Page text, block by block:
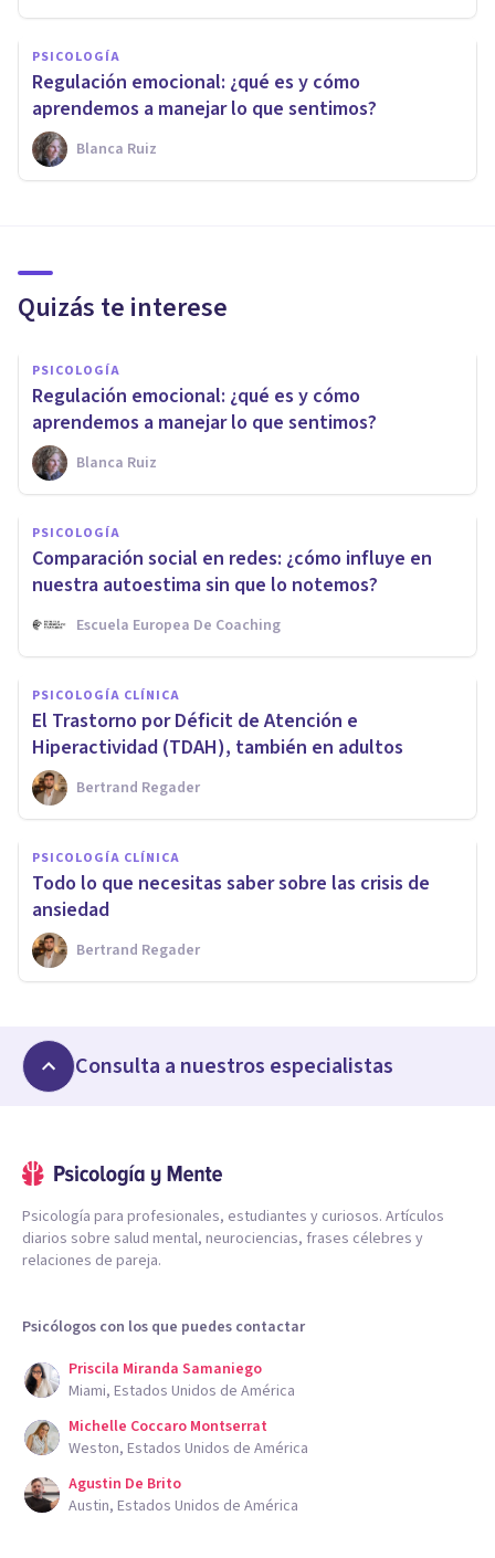
PSICOLOGÍA
Regulación emocional: ¿qué es y cómo
aprendemos a manejar lo que sentimos?
Blanca Ruiz
Quizás te interese
PSICOLOGÍA
Regulación emocional: ¿qué es y cómo
aprendemos a manejar lo que sentimos?
Blanca Ruiz
PSICOLOGÍA
Comparación social en redes: ¿cómo influye en
nuestra autoestima sin que lo notemos?
Escuela Europea De Coaching
PSICOLOGÍA CLÍNICA
El Trastorno por Déficit de Atención e
Hiperactividad (TDAH), también en adultos
Bertrand Regader
PSICOLOGÍA CLÍNICA
Todo lo que necesitas saber sobre las crisis de
ansiedad
Bertrand Regader
Consulta a nuestros especialistas
Psicología para profesionales, estudiantes y curiosos. Artículos
diarios sobre salud mental, neurociencias, frases célebres y
relaciones de pareja.
Psicólogos con los que puedes contactar
Priscila Miranda Samaniego
Miami, Estados Unidos de América
Michelle Coccaro Montserrat
Weston, Estados Unidos de América
Agustin De Brito
Austin, Estados Unidos de América